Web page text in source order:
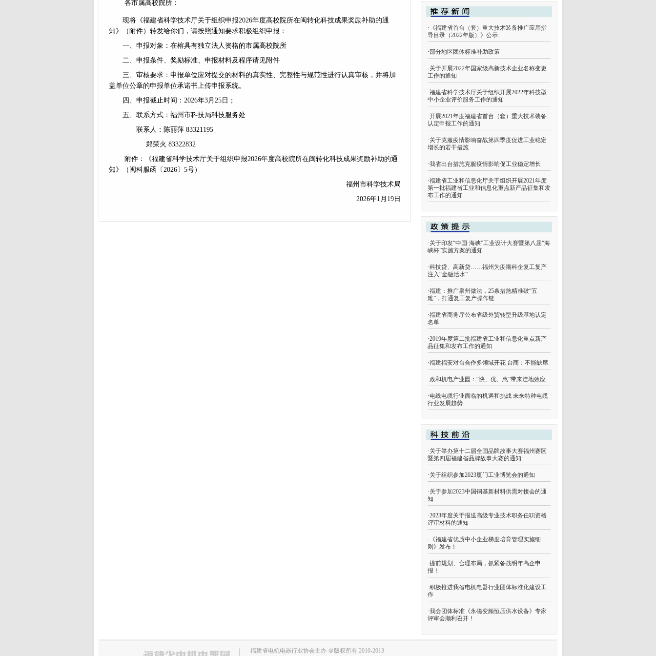
各市属高校院所：
现将《福建省科学技术厅关于组织申报2026年度高校院所在闽转化科技成果奖励补助的通
知》（附件）转发给你们，请按照通知要求积极组织申报：
一、申报对象：在榕具有独立法人资格的市属高校院所
二、申报条件、奖励标准、申报材料及程序请见附件
三、审核要求：申报单位应对提交的材料的真实性、完整性与规范性进行认真审核，并将加
盖单位公章的申报单位承诺书上传申报系统。
四、申报截止时间：2026年3月25日；
五、联系方式：福州市科技局科技服务处
联系人：陈丽萍 83321195
郑荣火 83322832
附件：《福建省科学技术厅关于组织申报2026年度高校院所在闽转化科技成果奖励补助的通
知》（闽科服函〔2026〕5号）
福州市科学技术局
2026年1月19日
· 《福建省首台（套）重大技术装备推广应用指
导目录（2022年版）》公示
·部分地区团体标准补助政策
·关于开展2022年国家级高新技术企业名称变更
工作的通知
·福建省科学技术厅关于组织开展2022年科技型
中小企业评价服务工作的通知
·开展2021年度福建省首台（套）重大技术装备
认定申报工作的通知
·关于克服疫情影响奋战第四季度促进工业稳定
增长的若干措施
·我省出台措施克服疫情影响促工业稳定增长
·福建省工业和信息化厅关于组织开展2021年度
第一批福建省工业和信息化重点新产品征集和发
布工作的通知
·关于印发“中国·海峡”工业设计大赛暨第八届“海
峡杯”实施方案的通知
·科技贷、高新贷……福州为疫期科企复工复产
注入“金融活水”
·福建：推广泉州做法，25条措施精准破“五
难”，打通复工复产操作链
·福建省商务厅公布省级外贸转型升级基地认定
名单
·2019年度第二批福建省工业和信息化重点新产
品征集和发布工作的通知
·福建福安对台合作多领域开花 台商：不能缺席
·政和机电产业园：“快、优、惠”带来洼地效应
·电线电缆行业面临的机遇和挑战 未来特种电缆
行业发展趋势
·关于举办第十二届全国品牌故事大赛福州赛区
暨第四届福建省品牌故事大赛的通知
·关于组织参加2023厦门工业博览会的通知
·关于参加2023中国铜基新材料供需对接会的通
知
·2023年度关于报送高级专业技术职务任职资格
评审材料的通知
· 《福建省优质中小企业梯度培育管理实施细
则》发布！
·提前规划、合理布局，抓紧备战明年高企申
报！
·积极推进我省电机电器行业团体标准化建设工
作
·我会团体标准《永磁变频恒压供水设备》专家
评审会顺利召开！
福建省电机电器行业协会主办 ＠版权所有 2010-2013